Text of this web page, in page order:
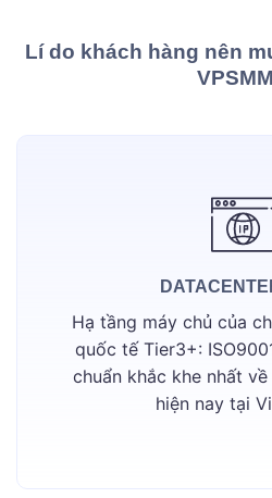
Lí do khách hàng nên
Hạ tầng máy chủ của
quốc tế Tier3+:
chuẩn khắc khe nhất
hiện nay tại